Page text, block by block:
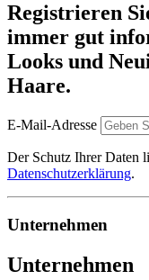
Registrieren
immer gut
Looks und
Haare.
E-Mail-Adresse
Der Schutz Ihrer Daten
Datenschutzerklärung.
Unternehmen
Unternehmen